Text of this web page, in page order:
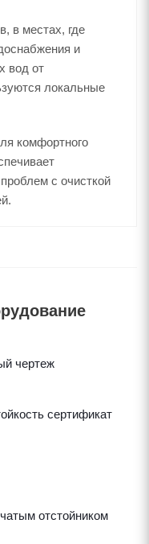
в местах, где
и
вод от
локальные
комфортного
с очисткой
чертеж
сертификат
отстойником